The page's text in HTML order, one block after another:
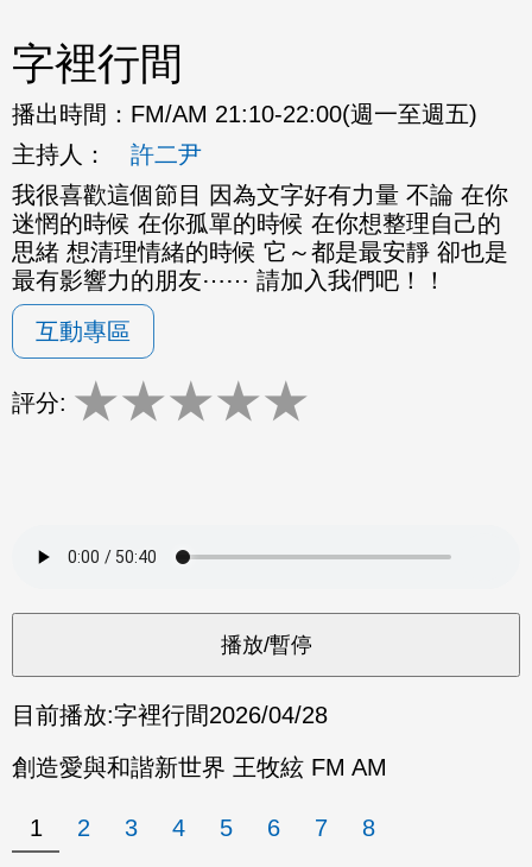
字裡行間
播出時間： FM/AM 21:10-22:00(週一至週五)
主持人：
許二尹
我很喜歡這個節目 因為文字好有力量 不論 在你
迷惘的時候 在你孤單的時候 在你想整理自己的
思緒 想清理情緒的時候 它～都是最安靜 卻也是
最有影響力的朋友⋯⋯ 請加入我們吧！！
互動專區
評分: ★★★★★
目前播放:字裡行間2026/04/28
創造愛與和諧新世界 王牧絃 FM AM
1 2 3 4 5 6 7 8